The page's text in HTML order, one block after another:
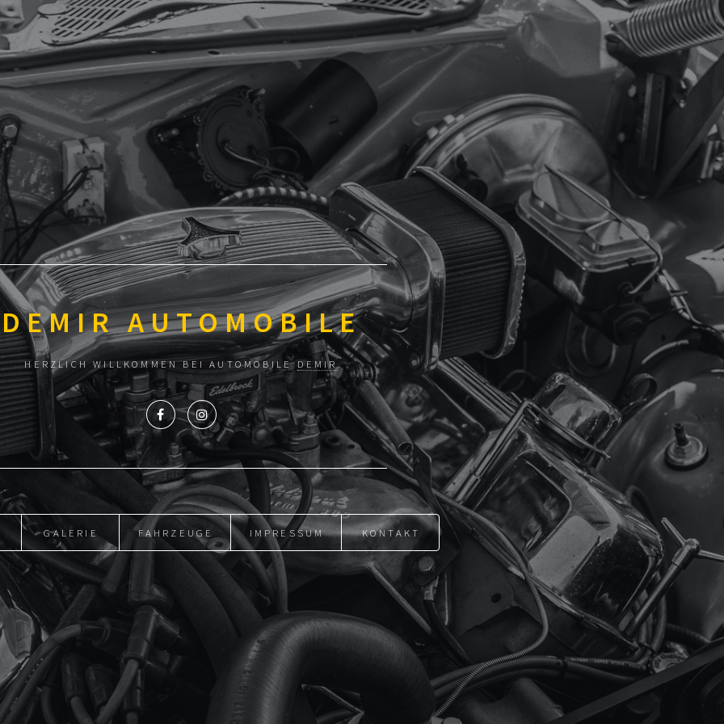
DEMIR AUTOMOBILE
HERZLICH WILLKOMMEN BEI AUTOMOBILEDEMIR
GALERIE FAHRZEUGE IMPRESSUM KONTAKT